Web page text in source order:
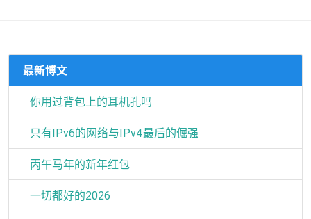
最新博文
你用过背包上的耳机孔吗
只有IPv6的网络与IPv4最后的倔强
丙午马年的新年红包
一切都好的2026